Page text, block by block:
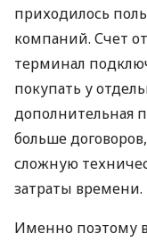
приходилось
компаний. Счет
терминал
покупать у
дополнительная
больше
сложную
затраты времени.
Именно поэтому